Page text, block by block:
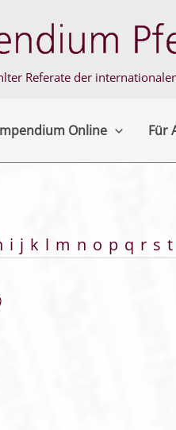
Referate der
Online Für
i j k l m n o p q r s t